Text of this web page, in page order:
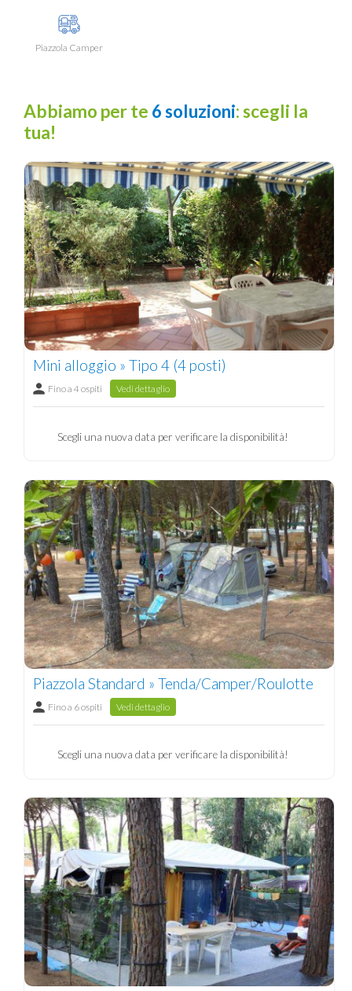
Piazzola Camper
Abbiamo per te 6 soluzioni: scegli la
tua!
Mini alloggio » Tipo 4 (4 posti)
Fino a 4 ospiti Vedi dettaglio
Scegli una nuova data per verificare la disponibilità!
Piazzola Standard » Tenda/Camper/Roulotte
Fino a 6 ospiti Vedi dettaglio
Scegli una nuova data per verificare la disponibilità!